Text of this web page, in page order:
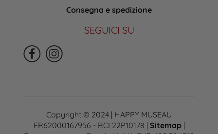
Consegna e spedizione
SEGUICI SU
Copyright © 2024 | HAPPY MUSEAU
FR62000167956 - RCI 22P10178 | Sitemap|